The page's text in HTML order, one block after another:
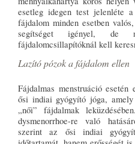
esetleg idegen test jelenléte
fájdalom minden esetben
segítséget igényel, de
fájdalomcsillapítóknál kell
Lazító pózok a fájdalom ellen
Fájdalmas menstruáció
ősi indiai gyógyító jóga,
„női” fájdalmak
dysmenorrhoe-re való
szerint az ősi indiai